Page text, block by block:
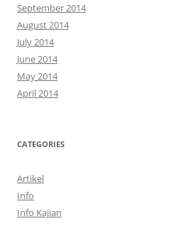
September 2014
August 2014
July 2014
June 2014
May 2014
April 2014
CATEGORIES
Artikel
Info
Info Kajian